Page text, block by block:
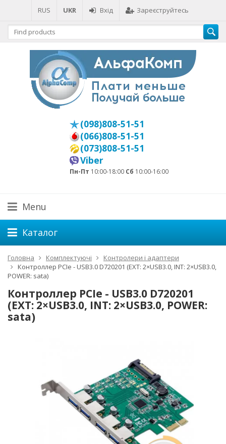
RUS UKR Вхід Зареєструйтесь
(098)808-51-51
(066)808-51-51
(073)808-51-51
Viber
Пн-Пт 10:00-18:00 Сб 10:00-16:00
Menu
Каталог
Головна Комплектуючі
Контролери і адаптери
Контроллер PCIe - USB3.0 D720201 (EXT: 2×USB3.0, INT: 2×USB3.0,
POWER: sata)
Контроллер PCIe - USB3.0 D720201
(EXT: 2×USB3.0, INT: 2×USB3.0, POWER:
sata)